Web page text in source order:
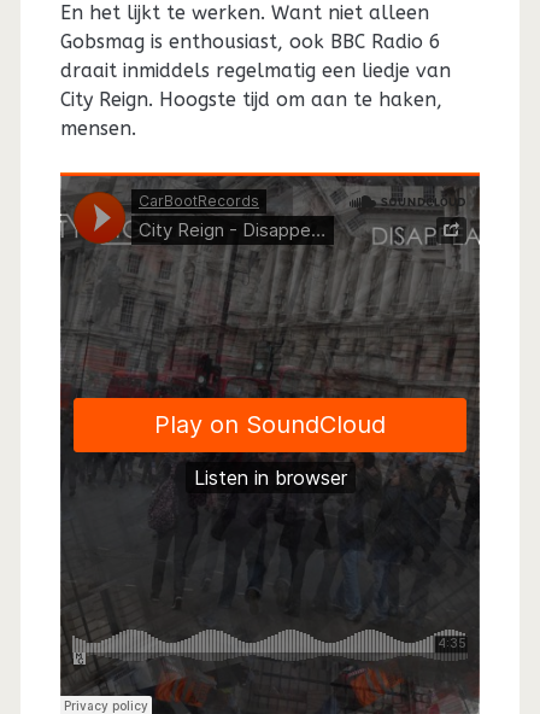
En het lijkt te werken. Want niet alleen
Gobsmag is enthousiast, ook BBC Radio 6
draait inmiddels regelmatig een liedje van
City Reign. Hoogste tijd om aan te haken,
mensen.